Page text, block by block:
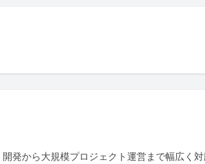
発から大規模プロジェクト運営まで幅広く